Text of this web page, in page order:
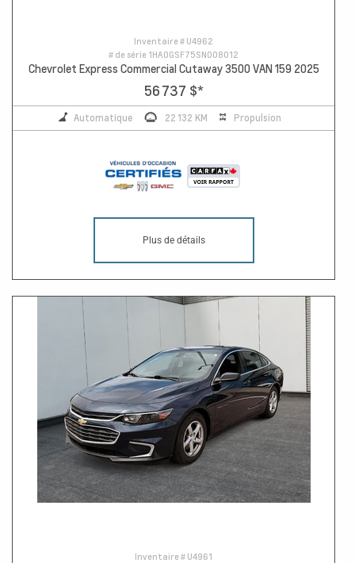
Inventaire # U4962
# de série 1HA0GSF75SN008012
Chevrolet Express Commercial Cutaway 3500 VAN 159 2025
56 737 $*
Automatique 22 132 KM Propulsion
Plus de détails
Inventaire # U4961